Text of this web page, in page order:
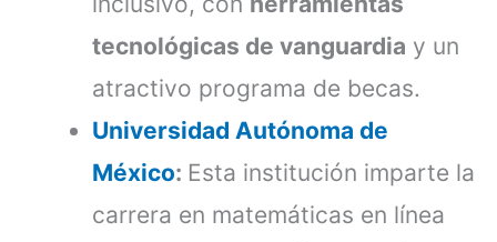
tecnológicas de vanguardia y un
atractivo programa de becas.
Universidad Autónoma de
México: Esta institución imparte la
carrera en matemáticas en línea